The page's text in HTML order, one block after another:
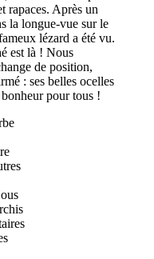
rapaces. Après un
la longue-vue sur le
lézard a été vu.
est là ! Nous
de position,
: ses belles ocelles
pour tous !